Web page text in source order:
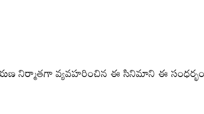
నిర్మాతగా వ్యవహరించిన ఈ సినిమాని ఈ